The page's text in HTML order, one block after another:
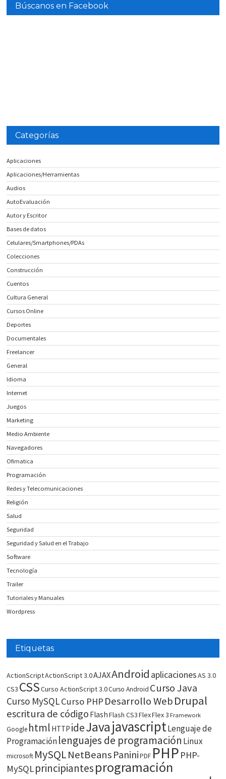
Búscanos en Facebook
Categorías
Aplicaciones
Aplicaciones/Herramientas
Audios
AutoEvaluación
Autor y Escritor
Bases de datos
Celulares/Smartphones/PDAs
Colecciones
Construcción
Cuentos
Cultura General
Cursos Online
Deportes
Documentales
Freelancer
General
Idioma
Internet
Juegos
Marketing
Medio Ambiente
Navegadores
Ofimatica
Programación
Redes y Telecomunicaciones
Religión
Salud
Seguridad
Seguridad y Salud en el Trabajo
Software
Tecnología
Trailer
Tutoriales y Manuales
Wordpress
Etiquetas
ActionScriptActionScript 3.0AJAXAndroid aplicacionesAS 3.0
CS3 CSSCurso ActionScript 3.0Curso Android Curso Java
Curso MySQLCurso PHP Desarrollo WebDrupal
escritura de código FlashFlash CS3FlexFlex 3 Framework
Google html HTTP ideJavajavascriptLenguaje de
Programaciónlenguajes de programación Linux
microsoft MySQLNetBeans Panini PDF PHP PHP-
MySQLprincipiantesprogramación